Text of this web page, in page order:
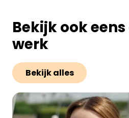
Bekijk ook
werk
Bekijk alles